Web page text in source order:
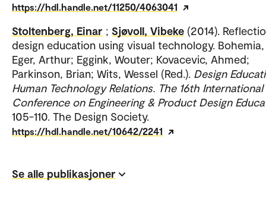
https://hdl.handle.net/11250/4063041
Stoltenberg, Einar ; Sjøvoll, Vibeke (2014).
design education using visual technology.
Eger, Arthur; Eggink, Wouter; Kovacevic, Ahmed;
Parkinson, Brian; Wits, Wessel (Red.). Design
Human Technology Relations. The 16th International
Conference on Engineering & Product Design
105-110. The Design Society.
https://hdl.handle.net/10642/2241
Se alle publikasjoner